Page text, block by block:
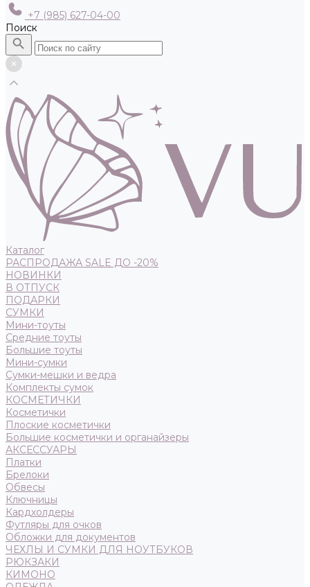
+7 (985) 627-04-00
Поиск
Каталог
РАСПРОДАЖА SALE ДО -20%
НОВИНКИ
В ОТПУСК
ПОДАРКИ
СУМКИ
Мини-тоуты
Средние тоуты
Большие тоуты
Мини-сумки
Сумки-мешки и ведра
Комплекты сумок
КОСМЕТИЧКИ
Косметички
Плоские косметички
Большие косметички и органайзеры
АКСЕССУАРЫ
Платки
Брелоки
Обвесы
Ключницы
Кардхолдеры
Футляры для очков
Обложки для документов
ЧЕХЛЫ И СУМКИ ДЛЯ НОУТБУКОВ
РЮКЗАКИ
КИМОНО